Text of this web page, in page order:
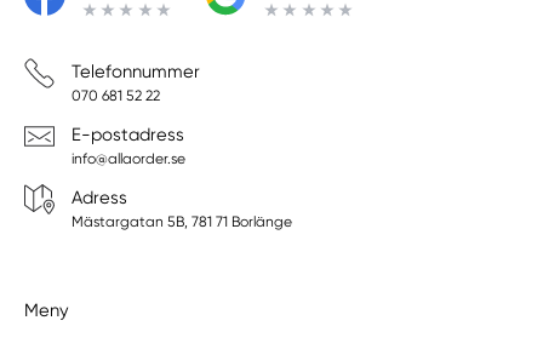
Telefonnummer
070 681 52 22
E-postadress
info@allaorder.se
Adress
Mästargatan 5B, 781 71 Borlänge
Meny